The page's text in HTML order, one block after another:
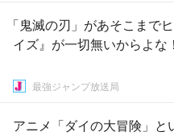
「鬼滅の刃」があそこまで
イズ』が一切無いからよな
最強ジャンプ放送局
アニメ「ダイの大冒険」と